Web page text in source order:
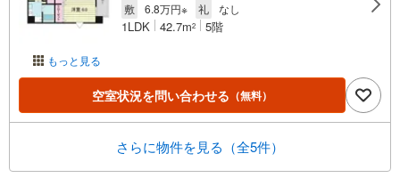
もっと見る
敷
6.8万円※ 礼 なし
1LDK 42.7m2 5階
空室状況を問い合わせる （無料）
さらに物件を見る（全5件）